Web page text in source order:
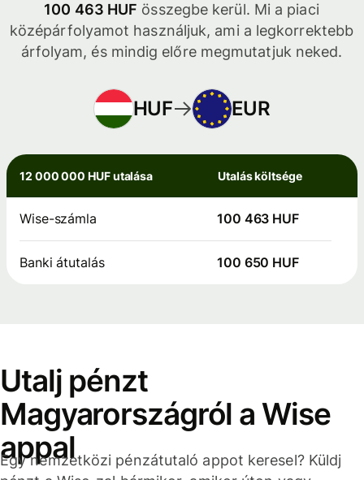
100 463 HUF összegbe kerül. Mi a piaci
középárfolyamot használjuk, ami a legkorrektebb
árfolyam, és mindig előre megmutatjuk neked.
HUF EUR
12 000 000 HUF utalása Utalás költsége
Wise-számla 100 463 HUF
Banki átutalás 100 650 HUF
Utalj pénzt
Magyarországról a Wise
appal
Egy nemzetközi pénzátutaló appot keresel? Küldj